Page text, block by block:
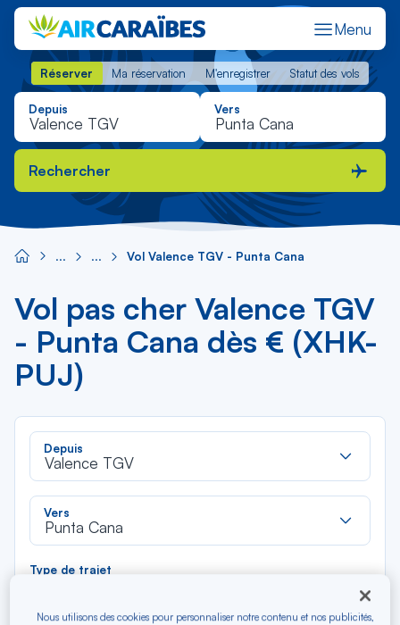
Menu
Réserver Ma réservation M'enregistrer Statut des vols
Réserver Ma réservation M'enregistrer Statut des vols
Depuis Vers
Rechercher
Vol Valence TGV - Punta Cana
Vol pas cher Valence TGV
- Punta Cana dès € (XHK-
PUJ)
Depuis
Valence TGV
Vers
Punta Cana
Type de trajet
Nous utilisons des cookies pour personnaliser notre contenu et nos publicités,